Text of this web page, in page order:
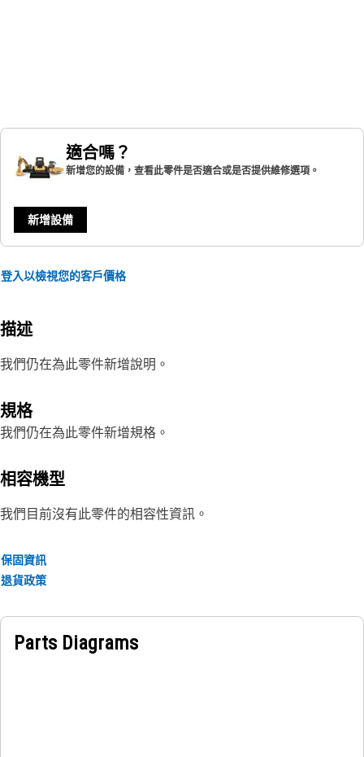
適合嗎？
新增您的設備，查看此零件是否適合或是否提供維修選項。
新增設備
登入以檢視您的客戶價格
描述
我們仍在為此零件新增說明。
規格
我們仍在為此零件新增規格。
相容機型
我們目前沒有此零件的相容性資訊。
保固資訊
退貨政策
Parts Diagrams